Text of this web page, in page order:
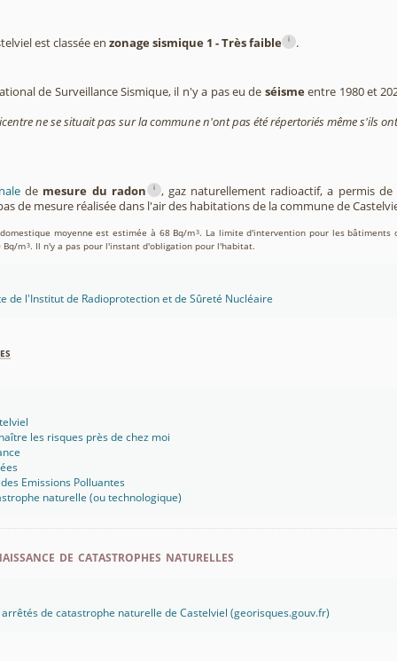
est classée en zonage sismique 1 - Très faible i .
de Surveillance Sismique, il n'y a pas eu de séismeentre 1980 et
ne se situait pas sur la commune n'ont pas été répertoriés même s'ils
de mesure du radon i
, gaz naturellement radioactif, a permis
de mesure réalisée dans l'air des habitations de la commune de
moyenne est estimée à 68 Bq/m3. La limite d'intervention pour les bâtiments
Bq/m3. Il n'y a pas pour l'instant d'obligation pour l'habitat.
de l'Institut de Radioprotection et de Sûreté Nucléaire
les risques près de chez moi
Emissions Polluantes
naturelle (ou technologique)
de catastrophes naturelles
de catastrophe naturelle de Castelviel (georisques.gouv.fr)